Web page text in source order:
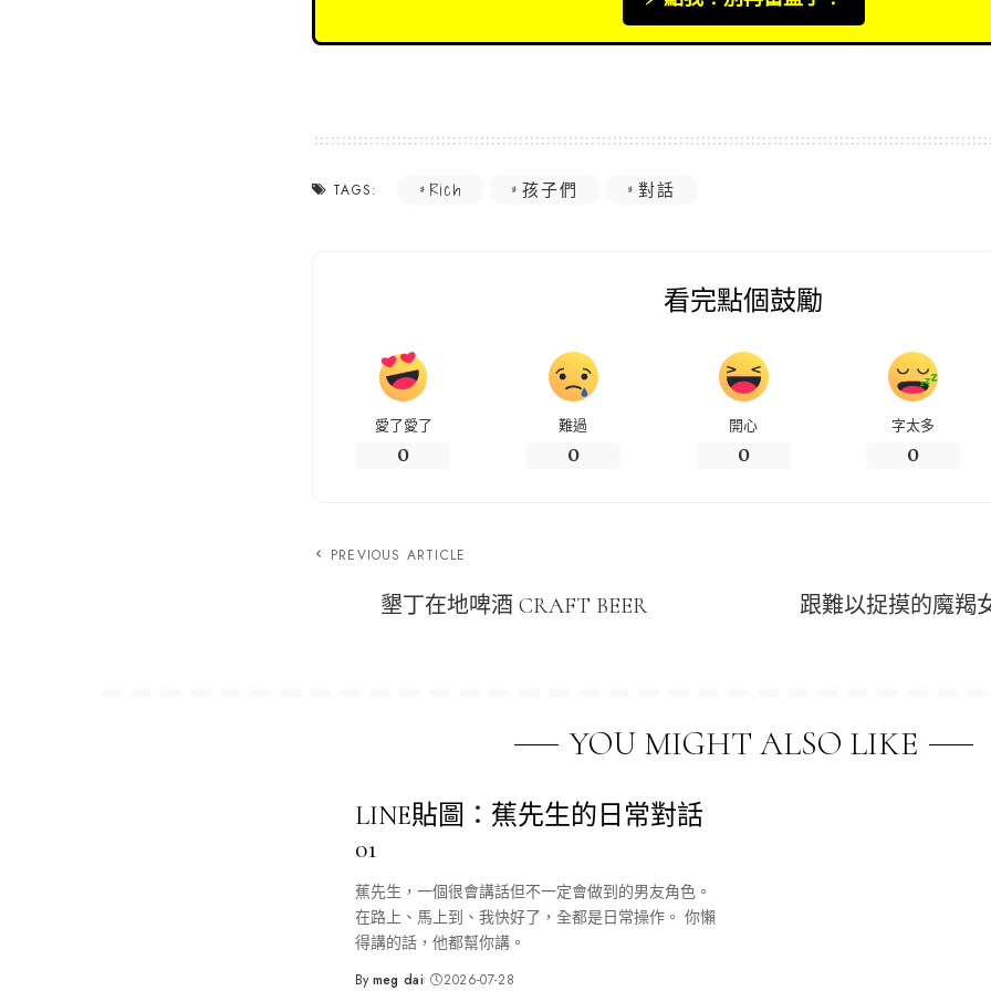
TAGS: Rich 孩子們 對話
看完點個鼓勵
愛了愛了
0
難過
0
開心
0
字太多
0
PREVIOUS ARTICLE
墾丁在地啤酒 CRAFT BEER 跟難以捉摸的魔羯
YOU MIGHT ALSO LIKE
LINE貼圖：蕉先生的日常對話
01
蕉先生，一個很會講話但不一定會做到的男友角色。
在路上、馬上到、我快好了，全都是日常操作。 你懶
得講的話，他都幫你講。
By meg dai 2026-07-28